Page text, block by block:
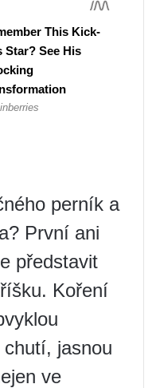
perník a
První ani
představit
Koření
jasnou
ve